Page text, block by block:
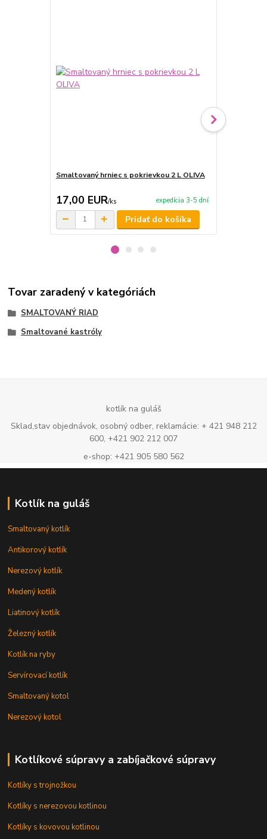
Smaltovaný hrniec s pokrievkou 2 L OLIVA
17,00 EUR/ks expedícia 3-5 dní
Pridať do košíka
Tovar zaradený v kategóriách
SMALTOVANÝ RIAD
Smaltované kastróly
kotlík na guláš
Sklad,stav objednávok, osobný odber, reklamácie: + 421 948 212
600, +421 902 212 007
e-shop: +421 905 580 562
Kotlík na guláš
Smaltovaný kotlík
Antikorový kotlík
Nerezový kotlík
Medený kotlík
Liatinový kotlík
Železný kotlík
Kotlík na ryby
Servírovací kotlík
Smaltovaný kotol
Nerezový kotol
Kotlíkové súpravy a zabíjačkové súpravy
Kotlíky s trojnožkou
Kotlíky s nerezovou kotlinou
Kotlíky s kovovou kotlinou